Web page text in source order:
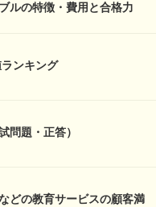
ルの特徴・費用と合格力
ンキング
問題・正答）
どの教育サービスの顧客満